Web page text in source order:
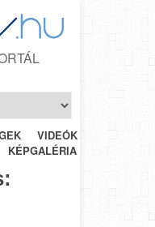
VIDEÓK
HÉTRŐL-
KÉPGALÉRIA